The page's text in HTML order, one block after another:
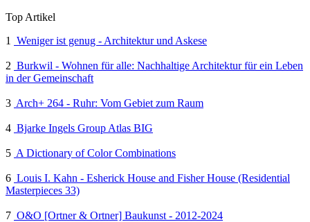
Top Artikel
1
Weniger ist genug - Architektur und Askese
2 Burkwil - Wohnen für alle: Nachhaltige Architektur für ein Leben
in der Gemeinschaft
3 Arch+ 264 - Ruhr: Vom Gebiet zum Raum
4 Bjarke Ingels Group Atlas BIG
5 A Dictionary of Color Combinations
6 Louis I. Kahn - Esherick House and Fisher House (Residential
Masterpieces 33)
7 O&O [Ortner & Ortner] Baukunst - 2012-2024